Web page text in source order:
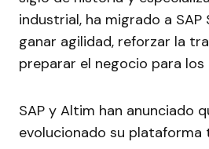
industrial, ha migrado a SAP
ganar agilidad, reforzar la
preparar el negocio para
SAP y Altim han anunciado
evolucionado su plataforma